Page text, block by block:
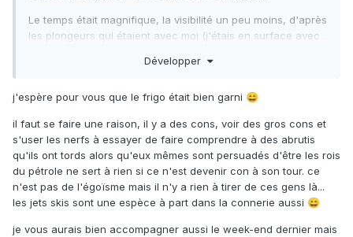
Le temps était magnifique, la visibilité un peu moins, d'après
les plongeurs qui étaient avec moi (j'étais en surface avec
a littéralement frôlé en nous disant qu'il s'en tapait des
dire....
Développer
j'espère pour vous que le frigo était bien garni 😄
il faut se faire une raison, il y a des cons, voir des gros cons et
s'user les nerfs à essayer de faire comprendre à des abrutis
qu'ils ont tords alors qu'eux mêmes sont persuadés d'être les rois
du pétrole ne sert à rien si ce n'est devenir con à son tour. ce
n'est pas de l'égoïsme mais il n'y a rien à tirer de ces gens là...
les jets skis sont une espèce à part dans la connerie aussi 😄
je vous aurais bien accompagner aussi le week-end dernier mais